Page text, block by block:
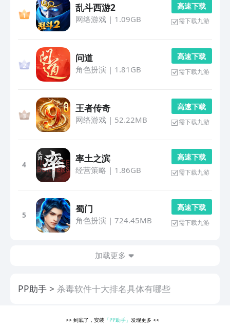
乱斗西游2
网络游戏| 1.09GB
高 速 下 载
需下载九游
问道
角色扮演 | 1.81GB
高 速 下 载
需下载九游
王者传奇
网络游戏| 52.22MB
高 速 下 载
需下载九游
4
率土之滨
经营策略 | 1.86GB
高 速 下 载
需下载九游
5
蜀门
角色扮演 | 724.45MB
高 速 下 载
需下载九游
加载更多
PP助手 杀毒软件十大排名具体有哪些
>> 到底了，安装 「PP助手」发现更多<<